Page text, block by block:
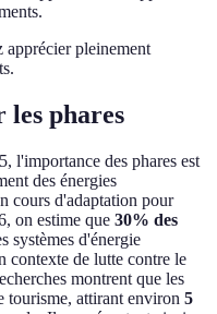
pleinement
les phares
l'importance des phares est
des énergies
cours d'adaptation pour
on estime que 30% des
systèmes d'énergie
contexte de lutte contre le
montrent que les
tourisme, attirant environ 5